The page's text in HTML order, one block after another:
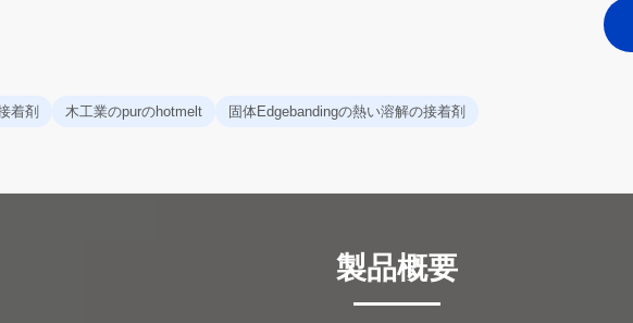
着剤 木工業のpurのhotmelt 固体Edgebandingの熱い溶解の接着剤
製品概要